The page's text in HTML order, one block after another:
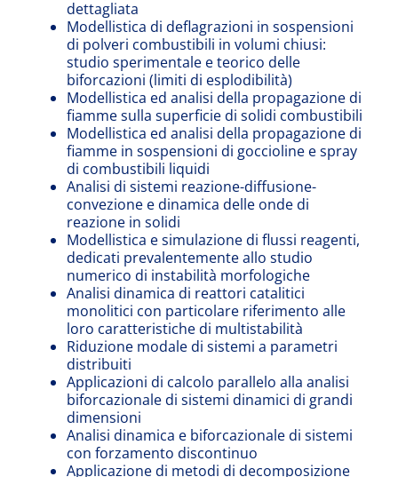
dettagliata
Modellistica di deflagrazioni in sospensioni
di polveri combustibili in volumi chiusi:
studio sperimentale e teorico delle
biforcazioni (limiti di esplodibilità)
Modellistica ed analisi della propagazione di
fiamme sulla superficie di solidi combustibili
Modellistica ed analisi della propagazione di
fiamme in sospensioni di goccioline e spray
di combustibili liquidi
Analisi di sistemi reazione-diffusione-
convezione e dinamica delle onde di
reazione in solidi
Modellistica e simulazione di flussi reagenti,
dedicati prevalentemente allo studio
numerico di instabilità morfologiche
Analisi dinamica di reattori catalitici
monolitici con particolare riferimento alle
loro caratteristiche di multistabilità
Riduzione modale di sistemi a parametri
distribuiti
Applicazioni di calcolo parallelo alla analisi
biforcazionale di sistemi dinamici di grandi
dimensioni
Analisi dinamica e biforcazionale di sistemi
con forzamento discontinuo
Applicazione di metodi di decomposizione